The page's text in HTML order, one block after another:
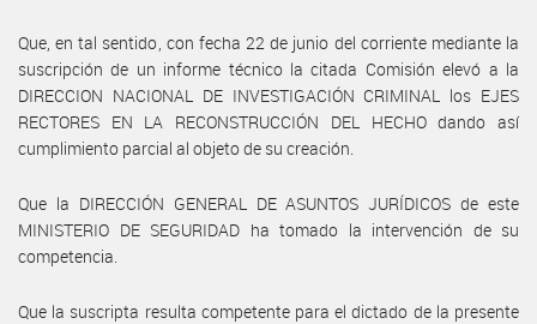
Que, en tal sentido, con fecha 22 de junio del corriente mediante la
suscripción de un informe técnico la citada Comisión elevó a la
DIRECCION NACIONAL DE INVESTIGACIÓN CRIMINAL los EJES
RECTORES EN LA RECONSTRUCCIÓN DEL HECHO dando así
cumplimiento parcial al objeto de su creación.
Que la DIRECCIÓN GENERAL DE ASUNTOS JURÍDICOS de este
MINISTERIO DE SEGURIDAD ha tomado la intervención de su
competencia.
Que la suscripta resulta competente para el dictado de la presente